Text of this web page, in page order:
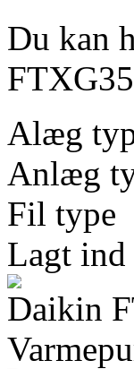
Du kan
Alæg
Anlæg
Fil type
Lagt ind
Daikin